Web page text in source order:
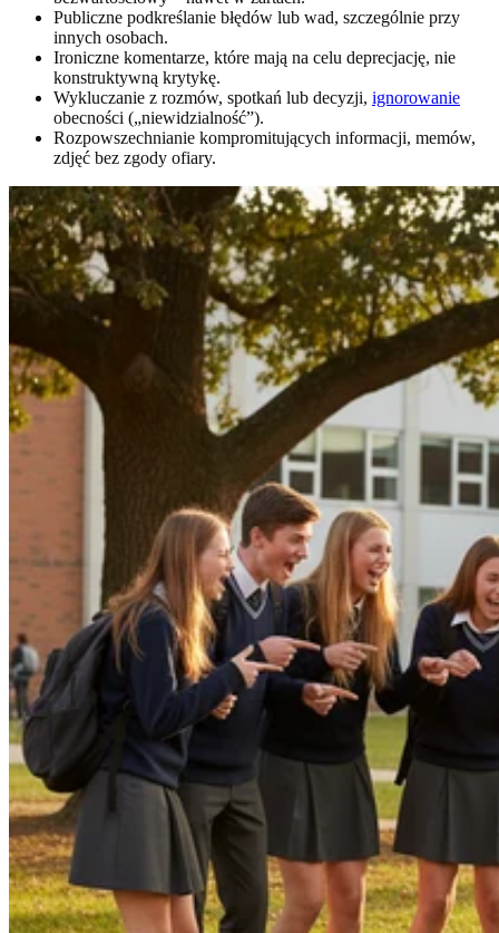
Publiczne podkreślanie błędów lub wad, szczególnie przy
innych osobach.
Ironiczne komentarze, które mają na celu deprecjację, nie
konstruktywną krytykę.
Wykluczanie z rozmów, spotkań lub decyzji, ignorowanie
obecności („niewidzialność”).
Rozpowszechnianie kompromitujących informacji, memów,
zdjęć bez zgody ofiary.